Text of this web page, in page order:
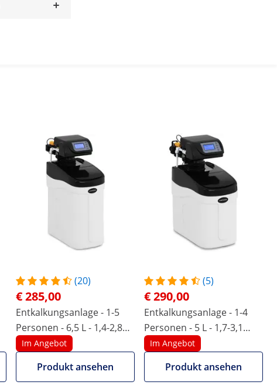
(20)
€ 285,00
Entkalkungsanlage - 1-5
Personen - 6,5 L - 1,4-2,8
m³/h
Im Angebot
Produkt ansehen
(5)
€ 290,00
Entkalkungsanlage - 1-4
Personen - 5 L - 1,7-3,1
m³/h
Im Angebot
Produkt ansehen